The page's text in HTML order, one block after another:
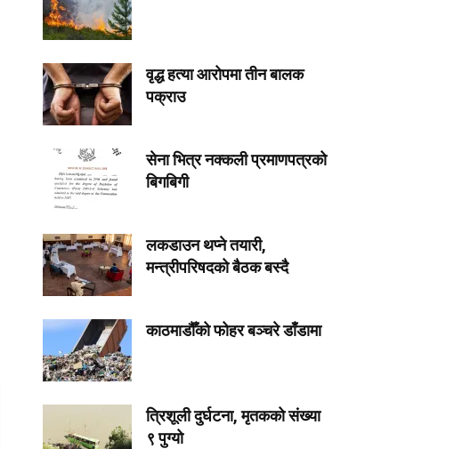
वृद्ध हत्या आरोपमा तीन बालक
पक्राउ
सेना भित्र नक्कली प्रमाणपत्रको
बिगबिगी
लकडाउन थप्ने तयारी,
मन्त्रीपरिषदको बैठक बस्दै
काठमाडौँको फोहर बञ्चरे डाँडामा
त्रिशूली दुर्घटना, मृतकको संख्या
९ पुग्यो